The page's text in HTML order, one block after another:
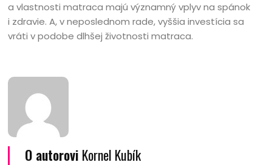
a vlastnosti matraca majú významný vplyv na spánok
i zdravie. A, v neposlednom rade, vyššia investícia sa
vráti v podobe dlhšej životnosti matraca.
O autorovi Kornel Kubík